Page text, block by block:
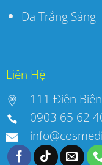
Da Trắng Sáng
Liên Hệ
111 Điện
0903 65 62